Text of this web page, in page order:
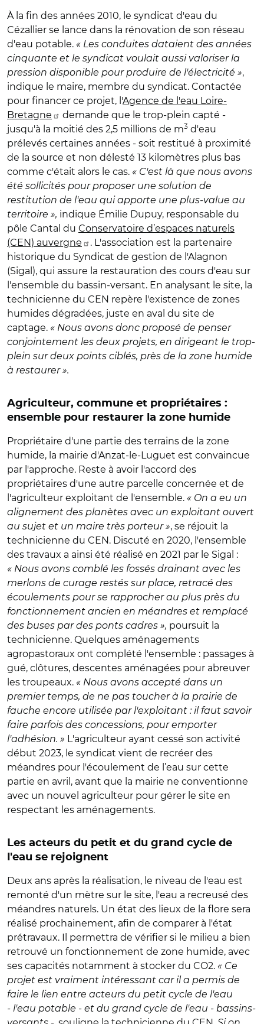
À la fin des années 2010, le syndicat d'eau du
Cézallier se lance dans la rénovation de son réseau
d'eau potable. « Les conduites dataient des années
cinquante et le syndicat voulait aussi valoriser la
pression disponible pour produire de l'électricité »,
indique le maire, membre du syndicat. Contactée
pour financer ce projet, l'Agence de l'eau Loire-
Bretagne
demande que le trop-plein capté -
jusqu'à la moitié des 2,5 millions de m3 d'eau
prélevés certaines années - soit restitué à proximité
de la source et non délesté 13 kilomètres plus bas
comme c'était alors le cas. « C'est là que nous avons
été sollicités pour proposer une solution de
restitution de l'eau qui apporte une plus-value au
territoire », indique Émilie Dupuy, responsable du
pôle Cantal du Conservatoire d’espaces naturels
(CEN) auvergne
. L'association est la partenaire
historique du Syndicat de gestion de l'Alagnon
(Sigal), qui assure la restauration des cours d'eau sur
l'ensemble du bassin-versant. En analysant le site, la
technicienne du CEN repère l'existence de zones
humides dégradées, juste en aval du site de
captage. « Nous avons donc proposé de penser
conjointement les deux projets, en dirigeant le trop-
plein sur deux points ciblés, près de la zone humide
à restaurer ».
Agriculteur, commune et propriétaires :
ensemble pour restaurer la zone humide
Propriétaire d'une partie des terrains de la zone
humide, la mairie d'Anzat-le-Luguet est convaincue
par l'approche. Reste à avoir l'accord des
propriétaires d'une autre parcelle concernée et de
l'agriculteur exploitant de l'ensemble. « On a eu un
alignement des planètes avec un exploitant ouvert
au sujet et un maire très porteur », se réjouit la
technicienne du CEN. Discuté en 2020, l'ensemble
des travaux a ainsi été réalisé en 2021 par le Sigal :
« Nous avons comblé les fossés drainant avec les
merlons de curage restés sur place, retracé des
écoulements pour se rapprocher au plus près du
fonctionnement ancien en méandres et remplacé
des buses par des ponts cadres », poursuit la
technicienne. Quelques aménagements
agropastoraux ont complété l'ensemble : passages à
gué, clôtures, descentes aménagées pour abreuver
les troupeaux. « Nous avons accepté dans un
premier temps, de ne pas toucher à la prairie de
fauche encore utilisée par l'exploitant : il faut savoir
faire parfois des concessions, pour emporter
l'adhésion. » L'agriculteur ayant cessé son activité
début 2023, le syndicat vient de recréer des
méandres pour l'écoulement de l’eau sur cette
partie en avril, avant que la mairie ne conventionne
avec un nouvel agriculteur pour gérer le site en
respectant les aménagements.
Les acteurs du petit et du grand cycle de
l'eau se rejoignent
Deux ans après la réalisation, le niveau de l'eau est
remonté d'un mètre sur le site, l'eau a recreusé des
méandres naturels. Un état des lieux de la flore sera
réalisé prochainement, afin de comparer à l'état
prétravaux. Il permettra de vérifier si le milieu a bien
retrouvé un fonctionnement de zone humide, avec
ses capacités notamment à stocker du CO2. « Ce
projet est vraiment intéressant car il a permis de
faire le lien entre acteurs du petit cycle de l'eau
- l'eau potable - et du grand cycle de l'eau - bassins-